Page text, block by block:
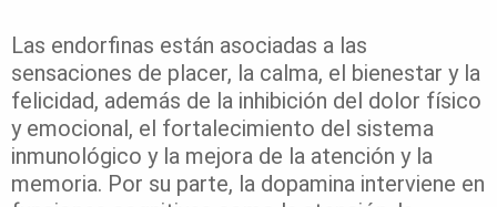
Las endorfinas están asociadas a las
sensaciones de placer, la calma, el bienestar y la
felicidad, además de la inhibición del dolor físico
y emocional, el fortalecimiento del sistema
inmunológico y la mejora de la atención y la
memoria. Por su parte, la dopamina interviene en